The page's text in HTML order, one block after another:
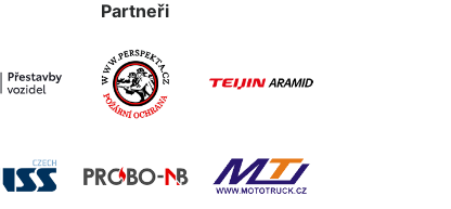
Partneři